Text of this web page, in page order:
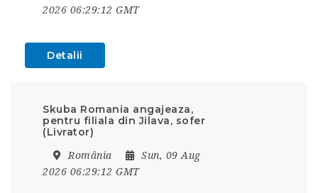
2026 06:29:12 GMT
Detalii
Skuba Romania angajeaza,
pentru filiala din Jilava, sofer
(Livrator)
România
Sun, 09 Aug
2026 06:29:12 GMT